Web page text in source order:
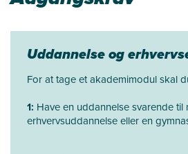
Uddannelse og
For at tage et akademimodul skal
1: Have en uddannelse svarende til
erhvervsuddannelse eller en